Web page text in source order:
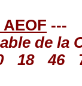
AEOF ---
de la
18